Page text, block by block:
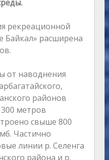
рекреационной
Байкал» расширена
от наводнения
районов
метров
свыше 800
Частично
линии р. Селенга
района и р.